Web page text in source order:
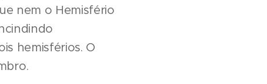
nem o Hemisfério
hemisférios. O